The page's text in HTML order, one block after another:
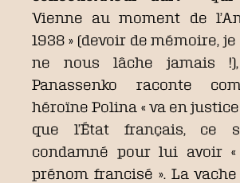
Vienne au moment de
1938 » (devoir de mémoire, je
ne nous lâche jamais
Panassenko raconte
héroïne Polina « va en
que l’État français, ce
condamné pour lui avoir
prénom francisé ». La